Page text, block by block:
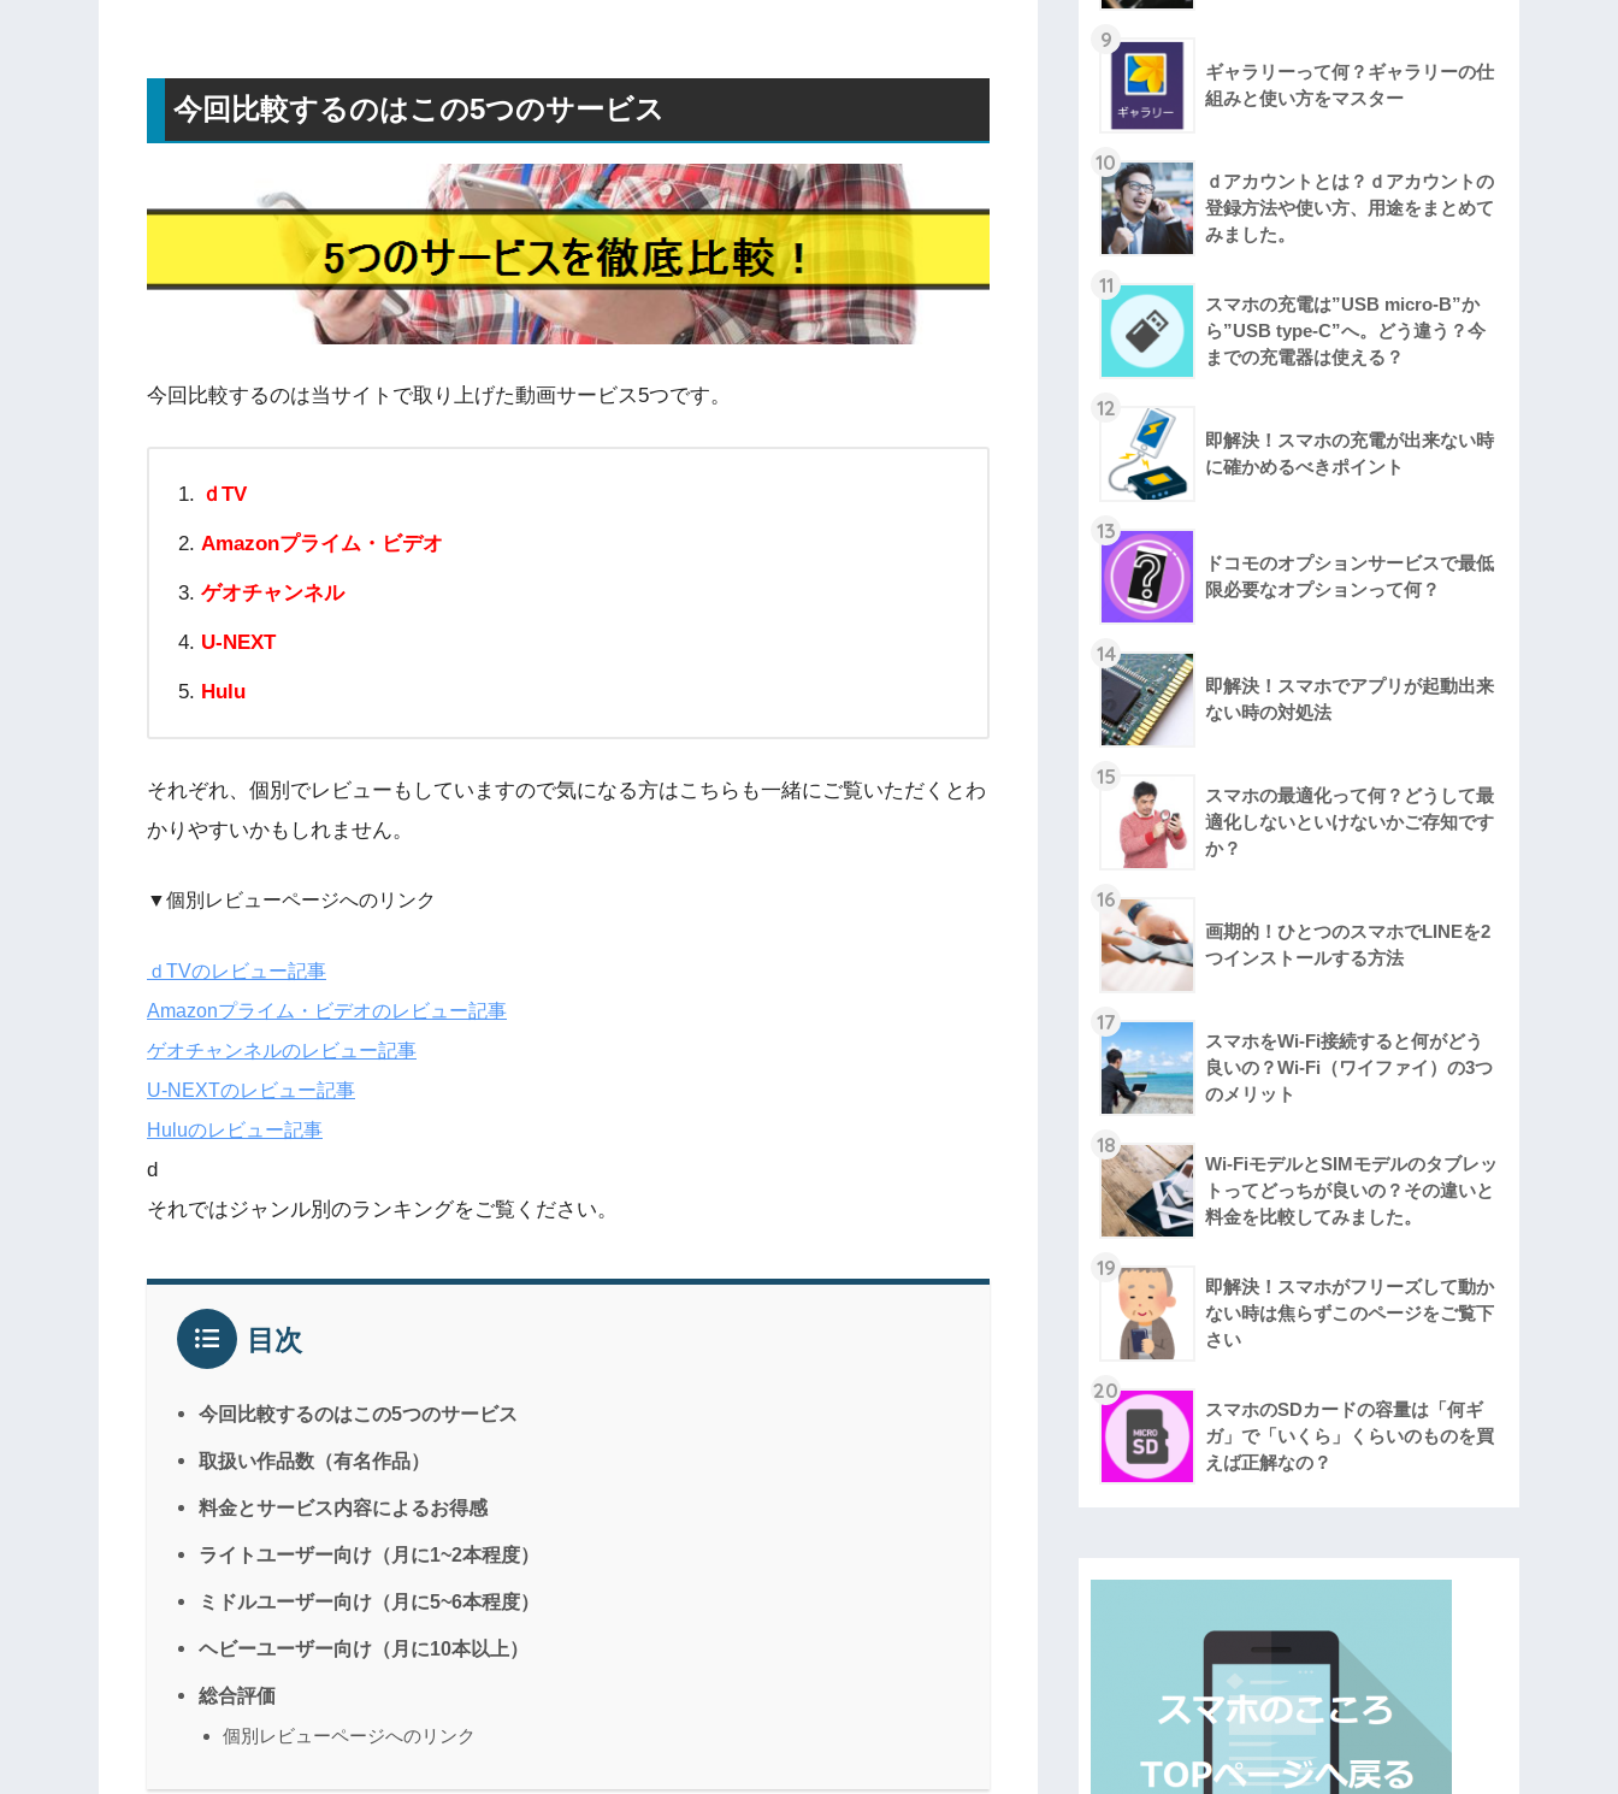
今回比較するのはこの5つのサービス
今回比較するのは当サイトで取り上げた動画サービス5つです。
ｄTV
Amazonプライム・ビデオ
ゲオチャンネル
U-NEXT
Hulu
それぞれ、個別でレビューもしていますので気になる方はこちらも一緒にご覧いただくとわ
かりやすいかもしれません。
▼個別レビューページへのリンク
ｄTVのレビュー記事
Amazonプライム・ビデオのレビュー記事
ゲオチャンネルのレビュー記事
U-NEXTのレビュー記事
Huluのレビュー記事
d
それではジャンル別のランキングをご覧ください。
目次
今回比較するのはこの5つのサービス
取扱い作品数（有名作品）
料金とサービス内容によるお得感
ライトユーザー向け（月に1~2本程度）
ミドルユーザー向け（月に5~6本程度）
ヘビーユーザー向け（月に10本以上）
総合評価
個別レビューページへのリンク
9
ギャラリーって何？ギャラリーの仕
組みと使い方をマスター
10
ｄアカウントとは？ｄアカウントの
登録方法や使い方、用途をまとめて
みました。
11
スマホの充電は”USB micro-B”か
ら”USB type-C”へ。どう違う？今
までの充電器は使える？
12
即解決！スマホの充電が出来ない時
に確かめるべきポイント
13
ドコモのオプションサービスで最低
限必要なオプションって何？
14
即解決！スマホでアプリが起動出来
ない時の対処法
15
スマホの最適化って何？どうして最
適化しないといけないかご存知です
か？
16
画期的！ひとつのスマホでLINEを2
つインストールする方法
17
スマホをWi-Fi接続すると何がどう
良いの？Wi-Fi（ワイファイ）の3つ
のメリット
18
Wi-FiモデルとSIMモデルのタブレッ
トってどっちが良いの？その違いと
料金を比較してみました。
19
即解決！スマホがフリーズして動か
ない時は焦らずこのページをご覧下
さい
20
スマホのSDカードの容量は「何ギ
ガ」で「いくら」くらいのものを買
えば正解なの？